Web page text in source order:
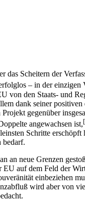
Scheitern der
– in der
den Staats- und
dank seiner
gegenüber
angewachsen ist,
Schritte
bedarf.
neue Grenzen
auf dem Feld der
einbeziehen
wird aber von